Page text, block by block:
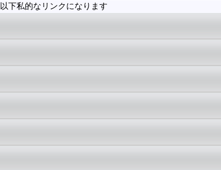
以下私的なリンクになります